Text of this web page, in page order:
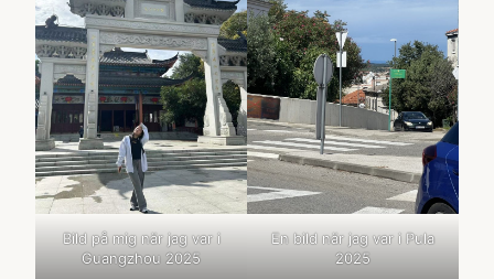
Bild på mig när jag var i
Guangzhou 2025
En bild när jag var i Pula
2025